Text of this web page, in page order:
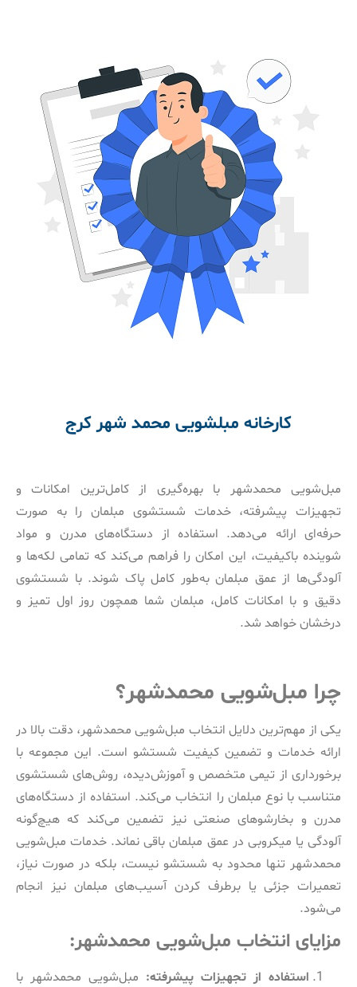
کارخانه مبلشویی محمد شهر کرج
مبل‌شویی محمدشهر با بهره‌گیری از کامل‌ترین امکانات و
تجهیزات پیشرفته، خدمات شستشوی مبلمان را به صورت
حرفه‌ای ارائه می‌دهد. استفاده از دستگاه‌های مدرن و مواد
شوینده باکیفیت، این امکان را فراهم می‌کند که تمامی لکه‌ها و
آلودگی‌ها از عمق مبلمان به‌طور کامل پاک شوند. با شستشوی
دقیق و با امکانات کامل، مبلمان شما همچون روز اول تمیز و
درخشان خواهد شد.
چرا مبل‌شویی محمدشهر؟
یکی از مهم‌ترین دلایل انتخاب مبل‌شویی محمدشهر، دقت بالا در
ارائه خدمات و تضمین کیفیت شستشو است. این مجموعه با
برخورداری از تیمی متخصص و آموزش‌دیده، روش‌های شستشوی
متناسب با نوع مبلمان را انتخاب می‌کند. استفاده از دستگاه‌های
مدرن و بخارشوهای صنعتی نیز تضمین می‌کند که هیچ‌گونه
آلودگی یا میکروبی در عمق مبلمان باقی نماند. خدمات مبل‌شویی
محمدشهر تنها محدود به شستشو نیست، بلکه در صورت نیاز،
تعمیرات جزئی یا برطرف کردن آسیب‌های مبلمان نیز انجام
می‌شود.
مزایای انتخاب مبل‌شویی محمدشهر:
استفاده از تجهیزات پیشرفته: مبل‌شویی محمدشهر با